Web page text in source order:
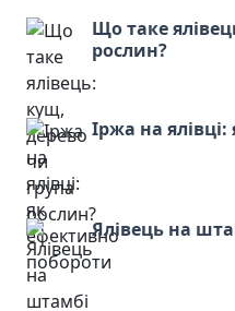
Що таке
рослин?
Іржа на
Ялівець на